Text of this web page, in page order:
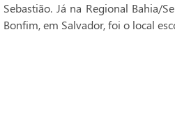
Sebastião. Já na Regional Bahia/
Bonfim, em Salvador, foi o local